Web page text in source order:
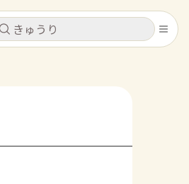
キャンセル
キャンセル